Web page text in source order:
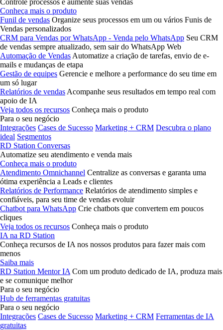
Controle processos e aumente suas vendas
Conheça mais o produto
Funil de vendas Organize seus processos em um ou vários Funis de
Vendas personalizados
CRM para Vendas por WhatsApp - Venda pelo WhatsApp Seu CRM
de vendas sempre atualizado, sem sair do WhatsApp Web
Automação de Vendas Automatize a criação de tarefas, envio de e-
mails e mudanças de etapa
Gestão de equipes Gerencie e melhore a performance do seu time em
um só lugar
Relatórios de vendas Acompanhe seus resultados em tempo real com
apoio de IA
Veja todos os recursos Conheça mais o produto
Para o seu negócio
Integrações Cases de Sucesso Marketing + CRM Descubra o plano
ideal Segmentos
RD Station Conversas
Automatize seu atendimento e venda mais
Conheça mais o produto
Atendimento Omnichannel Centralize as conversas e garanta uma
ótima experiência a Leads e clientes
Relatórios de Performance Relatórios de atendimento simples e
confiáveis, para seu time de vendas evoluir
Chatbot para WhatsApp Crie chatbots que convertem em poucos
cliques
Veja todos os recursos Conheça mais o produto
IA na RD Station
Conheça recursos de IA nos nossos produtos para fazer mais com
menos
Saiba mais
RD Station Mentor IA Com um produto dedicado de IA, produza mais
e se comunique melhor
Para o seu negócio
Hub de ferramentas gratuitas
Para o seu negócio
Integrações Cases de Sucesso Marketing + CRM Ferramentas de IA
gratuitas